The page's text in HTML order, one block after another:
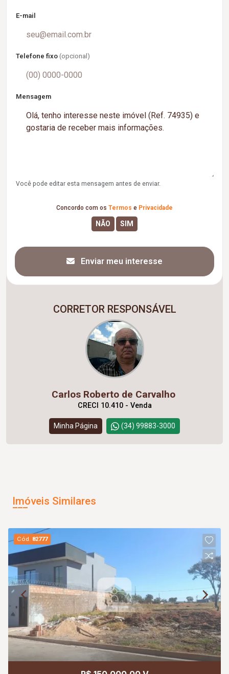
E-mail
Telefone fixo (opcional)
Mensagem
Você pode editar esta mensagem antes de enviar.
Concordo com os Termos e Privacidade
Enviar meu interesse
CORRETOR RESPONSÁVEL
Carlos Roberto de Carvalho
CRECI 10.410 - Venda
Minha Página (34) 99883-3000
Imóveis Similares
Cód. 82777